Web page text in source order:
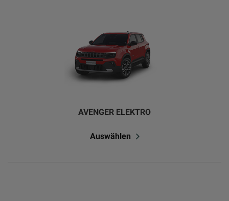
AVENGER ELEKTRO
Auswählen